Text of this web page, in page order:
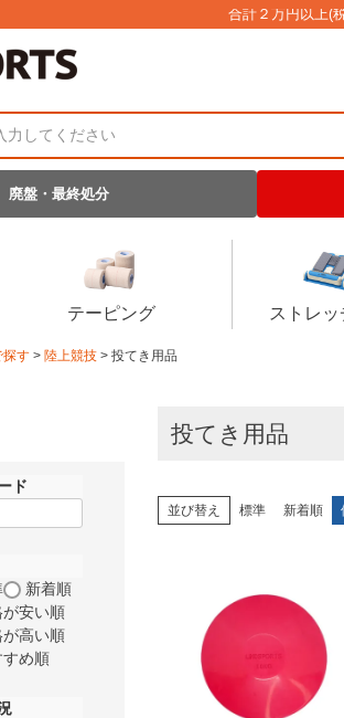
合計２万円以上(
廃盤・最終処分
テーピング ストレッ
探す 陸上競技 投てき用品
ド
新着順
が安い順
が高い順
すめ順
投てき用品
並び替え 標準 新着順